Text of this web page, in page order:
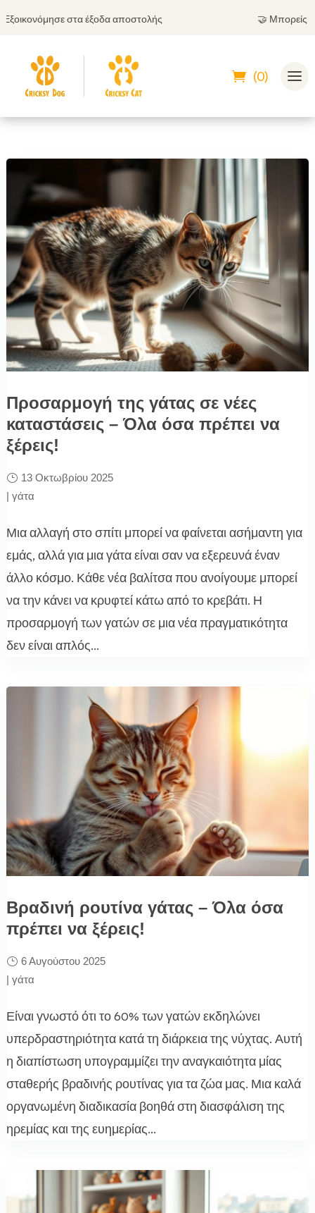
στα έξοδα αποστολής Μπορείς να
(0)
Προσαρμογή της γάτας σε νέες
καταστάσεις – Όλα όσα πρέπει να
ξέρεις!
13 Οκτωβρίου 2025
| γάτα
Μια αλλαγή στο σπίτι μπορεί να φαίνεται ασήμαντη για
εμάς, αλλά για μια γάτα είναι σαν να εξερευνά έναν
άλλο κόσμο. Κάθε νέα βαλίτσα που ανοίγουμε μπορεί
να την κάνει να κρυφτεί κάτω από το κρεβάτι. Η
προσαρμογή των γατών σε μια νέα πραγματικότητα
δεν είναι απλός...
Βραδινή ρουτίνα γάτας – Όλα όσα
πρέπει να ξέρεις!
6 Αυγούστου 2025
| γάτα
Είναι γνωστό ότι το 60% των γατών εκδηλώνει
υπερδραστηριότητα κατά τη διάρκεια της νύχτας. Αυτή
η διαπίστωση υπογραμμίζει την αναγκαιότητα μίας
σταθερής βραδινής ρουτίνας για τα ζώα μας. Μια καλά
οργανωμένη διαδικασία βοηθά στη διασφάλιση της
ηρεμίας και της ευημερίας...